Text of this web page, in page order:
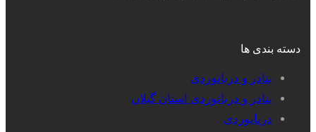
دسته بندی ها
بنادر و دریانوردی
بنادر و دریانوردی استان گیلان
دریانوردی